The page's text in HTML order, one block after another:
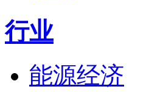
行业
能源经济